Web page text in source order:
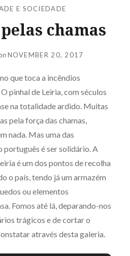
E SOCIEDADE
chamas
NOVEMBER 20, 2017
que toca a incêndios
pinhal de Leiria, com séculos
na totalidade ardido. Muitas
pela força das chamas,
nada. Mas uma das
é ser solidário. A
é um dos pontos de recolha
o país, tendo já um armazém
ou elementos
Fomos até lá, deparando-nos
trágicos e de cortar o
através desta galeria.